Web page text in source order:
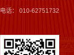
电话： 010-62751732